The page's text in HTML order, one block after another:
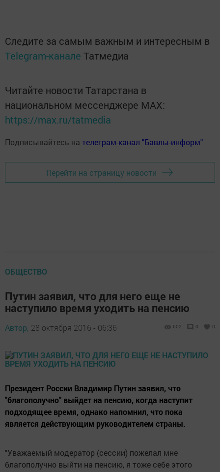
Следите за самым важным и интересным в
Telegram-канале Татмедиа
Читайте новости Татарстана в
национальном мессенджере MАХ:
https://max.ru/tatmedia
Подписывайтесь на телеграм-канал "Бавлы-информ"
Перейти на страницу новости
ОБЩЕСТВО
Путин заявил, что для него еще не
наступило время уходить на пенсию
Автор, 28 октября 2016 - 06:36 602 0 0
Президент России Владимир Путин заявил, что
"благополучно" выйдет на пенсию, когда наступит
подходящее время, однако напомнил, что пока
является действующим руководителем страны.
"Уважаемый модератор (сессии) пожелал мне
благополучно выйти на пенсию, я тоже себе этого